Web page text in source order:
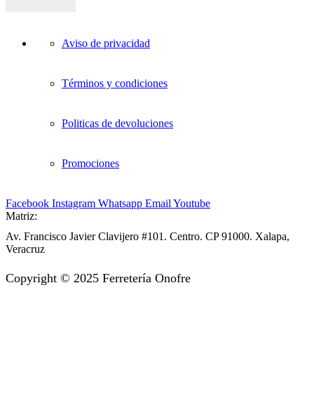
Aviso de privacidad
Términos y condiciones
Politicas de devoluciones
Promociones
Facebook Instagram Whatsapp Email Youtube
Matriz:
Av. Francisco Javier Clavijero #101. Centro. CP 91000. Xalapa,
Veracruz
Copyright © 2025 Ferretería Onofre